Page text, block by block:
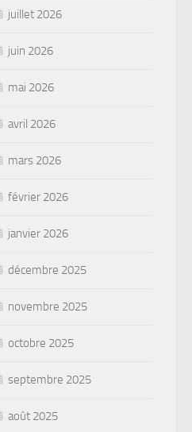
juillet 2026
juin 2026
mai 2026
avril 2026
mars 2026
février 2026
janvier 2026
décembre 2025
novembre 2025
octobre 2025
septembre 2025
août 2025